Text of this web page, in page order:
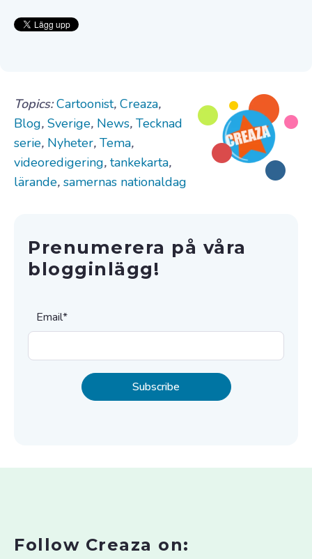
Topics:Cartoonist, Creaza,
Blog, Sverige, News, Tecknad
serie, Nyheter, Tema,
videoredigering, tankekarta,
lärande, samernas nationaldag
Prenumerera på våra
blogginlägg!
Email*
Follow Creaza on: